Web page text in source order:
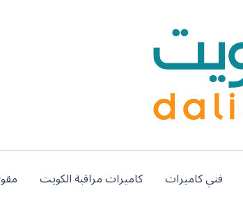
فني كاميرات كاميرات مراقبة الكويت